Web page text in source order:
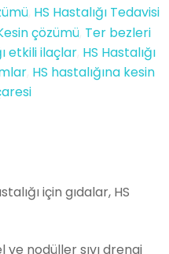
, HS Hastalığı Tedavisi
çözümü Ter bezleri
etkili ilaçlar HS Hastalığı
, HS hastalığına kesin
için gıdalar, HS
ve nodüller sıvı drenaj